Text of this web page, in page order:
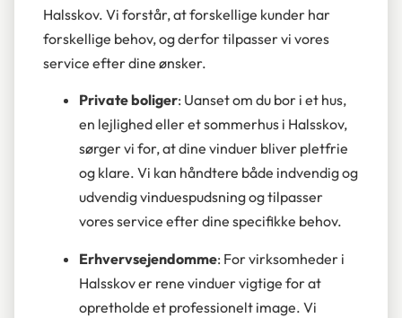
Halsskov. Vi forstår, at forskellige kunder har
forskellige behov, og derfor tilpasser vi vores
service efter dine ønsker.
Private boliger: Uanset om du bor i et hus,
en lejlighed eller et sommerhus i Halsskov,
sørger vi for, at dine vinduer bliver pletfrie
og klare. Vi kan håndtere både indvendig og
udvendig vinduespudsning og tilpasser
vores service efter dine specifikke behov.
Erhvervsejendomme: For virksomheder i
Halsskov er rene vinduer vigtige for at
opretholde et professionelt image. Vi